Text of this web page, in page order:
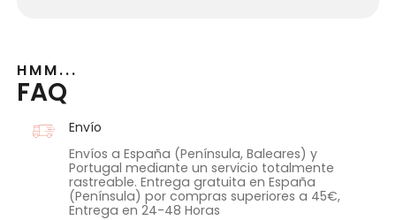
HMM...
FAQ
Envío
Envíos a España (Península, Baleares) y
Portugal mediante un servicio totalmente
rastreable. Entrega gratuita en España
(Península) por compras superiores a 45€,
Entrega en 24-48 Horas